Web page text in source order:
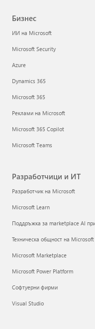
Бизнес
ИИ на Microsoft
Microsoft Security
Azure
Dynamics 365
Microsoft 365
Реклами на Microsoft
Microsoft 365 Copilot
Microsoft Teams
Разработчици и ИТ
Разработчик на Microsoft
Microsoft Learn
Поддръжка за marketplace AI
Техническа общност на Microsoft
Microsoft Marketplace
Microsoft Power Platform
Софтуерни фирми
Visual Studio